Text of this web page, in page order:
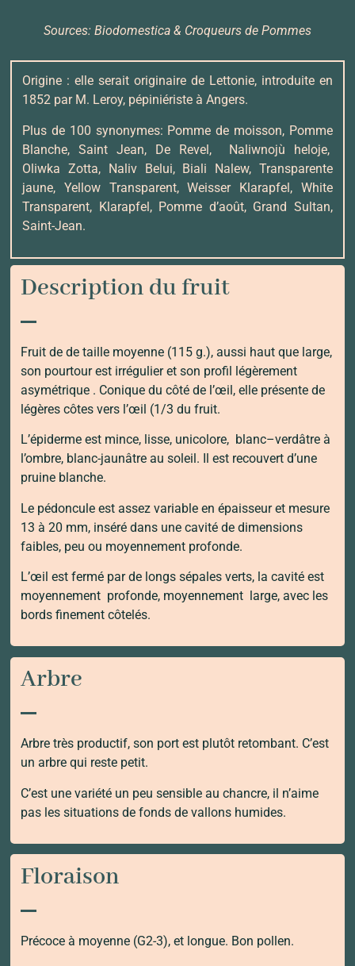
Sources: Biodomestica & Croqueurs de Pommes
Origine : elle serait originaire de Lettonie, introduite en
1852 par M. Leroy, pépiniériste à Angers.
Plus de 100 synonymes: Pomme de moisson, Pomme
Blanche, Saint Jean, De Revel, Naliwnojù heloje,
Oliwka Zotta, Naliv Belui, Biali Nalew, Transparente
jaune, Yellow Transparent, Weisser Klarapfel, White
Transparent, Klarapfel, Pomme d’août, Grand Sultan,
Saint-Jean.
Description du fruit
Fruit de de taille moyenne (115 g.), aussi haut que large,
son pourtour est irrégulier et son profil légèrement
asymétrique . Conique du côté de l’œil, elle présente de
légères côtes vers l’œil (1/3 du fruit.
L’épiderme est mince, lisse, unicolore, blanc–verdâtre à
l’ombre, blanc-jaunâtre au soleil. Il est recouvert d’une
pruine blanche.
Le pédoncule est assez variable en épaisseur et mesure
13 à 20 mm, inséré dans une cavité de dimensions
faibles, peu ou moyennement profonde.
L’œil est fermé par de longs sépales verts, la cavité est
moyennement profonde, moyennement large, avec les
bords finement côtelés.
Arbre
Arbre très productif, son port est plutôt retombant. C’est
un arbre qui reste petit.
C’est une variété un peu sensible au chancre, il n’aime
pas les situations de fonds de vallons humides.
Floraison
Précoce à moyenne (G2-3), et longue. Bon pollen.